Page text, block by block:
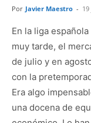
Por Javier Maestro -
En la liga
muy tarde, el
de julio y en
con la
Era algo
una docena de